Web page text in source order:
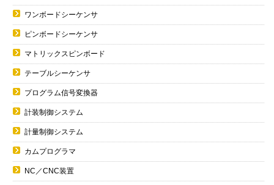
ワンボードシーケンサ
ピンボードシーケンサ
マトリックスピンボード
テーブルシーケンサ
プログラム信号変換器
計装制御システム
計量制御システム
カムプログラマ
NC／CNC装置